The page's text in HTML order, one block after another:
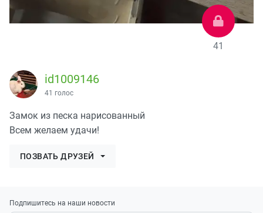
41
id1009146
41 голос
Замок из песка нарисованный
Всем желаем удачи!
ПОЗВАТЬ ДРУЗЕЙ
Подпишитесь на наши новости